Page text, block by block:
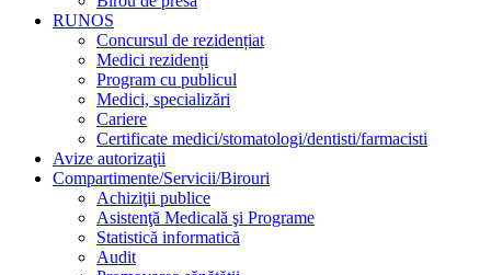
RUNOS
Concursul de rezidențiat
Medici rezidenți
Program cu publicul
Medici, specializări
Cariere
Certificate medici/stomatologi/dentisti/farmacisti
Avize autorizaţii
Compartimente/Servicii/Birouri
Achiziţii publice
Asistenţă Medicală şi Programe
Statistică informatică
Audit